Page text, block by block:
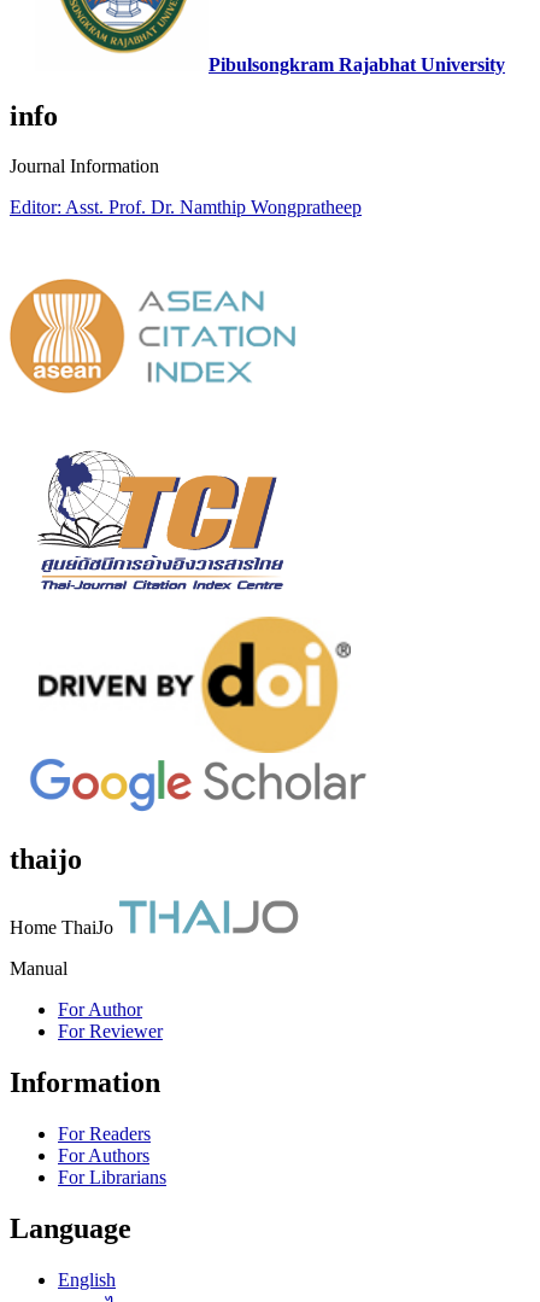
Pibulsongkram Rajabhat University
info
Journal Information
Editor: Asst. Prof. Dr. Namthip Wongpratheep
thaijo
Home ThaiJo
Manual
For Author
For Reviewer
Information
For Readers
For Authors
For Librarians
Language
English